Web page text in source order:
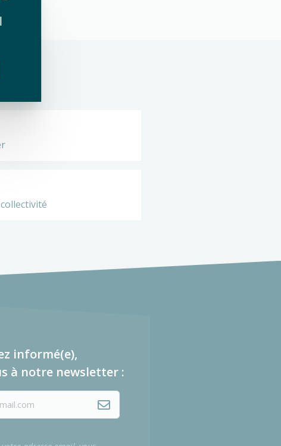
informé(e),
à notre newsletter :